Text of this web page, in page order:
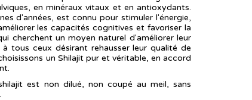
en minéraux vitaux et en antioxydants.
d'années, est connu pour stimuler l'énergie,
les capacités cognitives et favoriser la
cherchent un moyen naturel d'améliorer leur
tous ceux désirant rehausser leur qualité de
un Shilajit pur et véritable, en accord
est non dilué, non coupé au meil, sans